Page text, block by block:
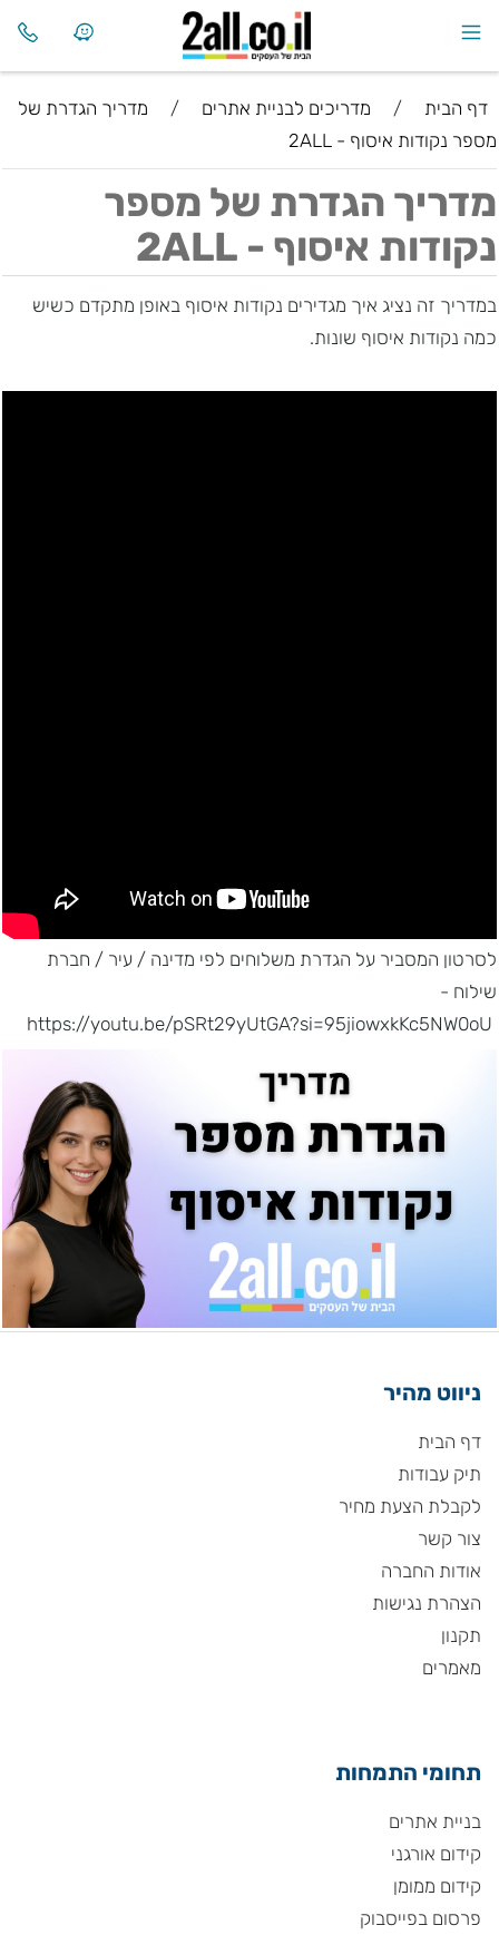
דף הבית / מדריכים לבניית אתרים /
מדריך הגדרת של
מספר נקודות איסוף - 2ALL
מדריך הגדרת של מספר
נקודות איסוף - 2ALL
במדריך זה נציג איך מגדירים נקודות איסוף באופן מתקדם כשיש
כמה נקודות איסוף שונות.
לסרטון המסביר על הגדרת משלוחים לפי מדינה / עיר / חברת
שילוח -
ניווט מהיר
דף הבית
תיק עבודות
לקבלת הצעת מחיר
צור קשר
אודות החברה
הצהרת נגישות
תקנון
מאמרים
תחומי התמחות
בניית אתרים
קידום אורגני
קידום ממומן
פרסום בפייסבוק